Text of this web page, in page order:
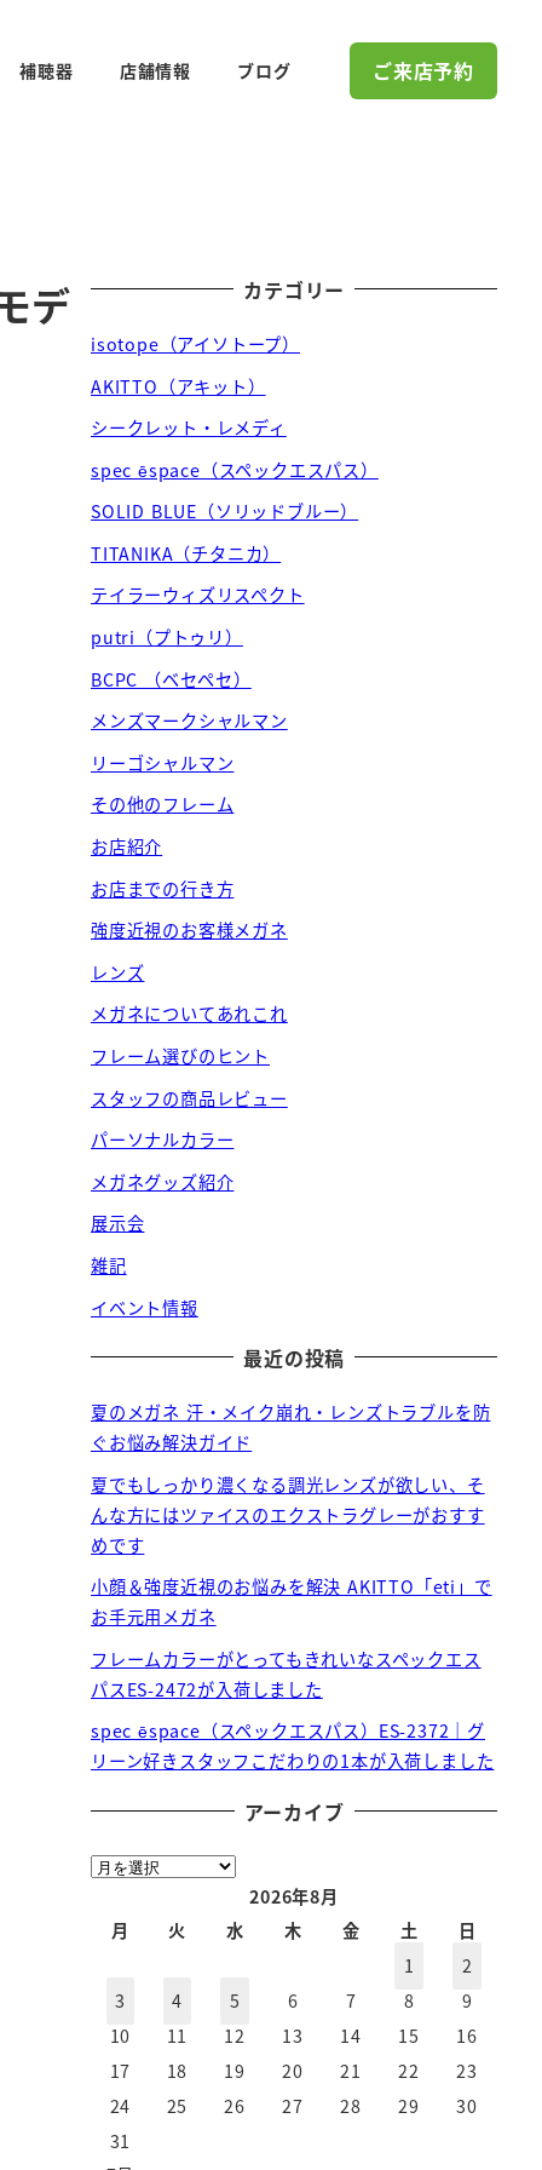
補聴器 店舗情報 ブログ ご来店予約
デ カテゴリー
isotope（アイソトープ）
AKITTO（アキット）
シークレット・レメディ
spec ēspace（スペックエスパス）
SOLID BLUE（ソリッドブルー）
TITANIKA（チタニカ）
テイラーウィズリスペクト
putri（プトゥリ）
BCPC （ベセペセ）
メンズマークシャルマン
リーゴシャルマン
その他のフレーム
お店紹介
お店までの行き方
強度近視のお客様メガネ
レンズ
メガネについてあれこれ
フレーム選びのヒント
スタッフの商品レビュー
パーソナルカラー
メガネグッズ紹介
展示会
雑記
イベント情報
最近の投稿
夏のメガネ 汗・メイク崩れ・レンズトラブルを防
ぐお悩み解決ガイド
夏でもしっかり濃くなる調光レンズが欲しい、そ
んな方にはツァイスのエクストラグレーがおすす
めです
小顔＆強度近視のお悩みを解決 AKITTO「eti」で
お手元用メガネ
フレームカラーがとってもきれいなスペックエス
パスES-2472が入荷しました
spec ēspace（スペックエスパス）ES-2372｜グ
リーン好きスタッフこだわりの1本が入荷しました
アーカイブ
ア
2026年8月
月
火 水 木 金 土
日
1
2
3
4 5 6 7 8
9
10
11 12 13 14 15
16
17
18 19 20 21 22
23
24
25 26 27 28 29
30
31